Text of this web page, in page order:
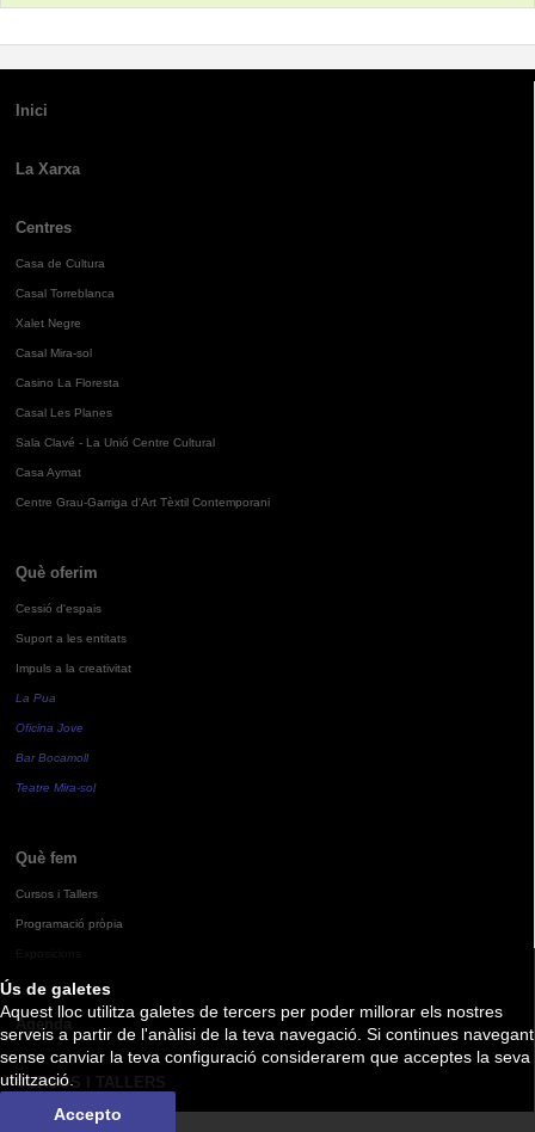
Ús de galetes
Aquest lloc utilitza galetes de tercers per poder millorar els nostres
serveis a partir de l'anàlisi de la teva navegació. Si continues navegant
sense canviar la teva configuració considerarem que acceptes la seva
utilització.
Accepto
Inici
La Xarxa
Centres
Casa de Cultura
Casal Torreblanca
Xalet Negre
Casal Mira-sol
Casino La Floresta
Casal Les Planes
Sala Clavé - La Unió Centre Cultural
Casa Aymat
Centre Grau-Garriga d'Art Tèxtil Contemporani
Què oferim
Cessió d'espais
Suport a les entitats
Impuls a la creativitat
La Pua
Oficina Jove
Bar Bocamoll
Teatre Mira-sol
Què fem
Cursos i Tallers
Programació pròpia
Agenda
CURSOS I TALLERS